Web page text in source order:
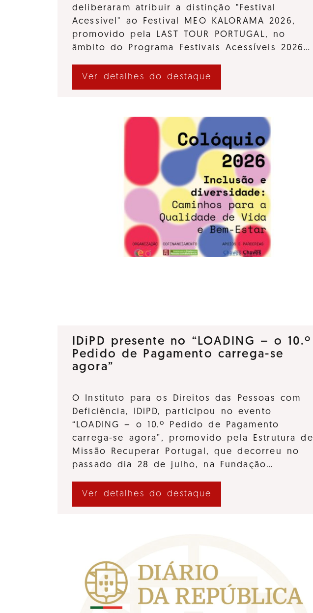
deliberaram atribuir a distinção "Festival
Acessível" ao Festival MEO KALORAMA 2026,
promovido pela LAST TOUR PORTUGAL, no
âmbito do Programa Festivais Acessíveis 2026…
Ver detalhes do destaque
IDiPD presente no “LOADING – o 10.º
Pedido de Pagamento carrega-se
agora”
O Instituto para os Direitos das Pessoas com
Deficiência, IDiPD, participou no evento
“LOADING – o 10.º Pedido de Pagamento
carrega-se agora”, promovido pela Estrutura de
Missão Recuperar Portugal, que decorreu no
passado dia 28 de julho, na Fundação…
Ver detalhes do destaque